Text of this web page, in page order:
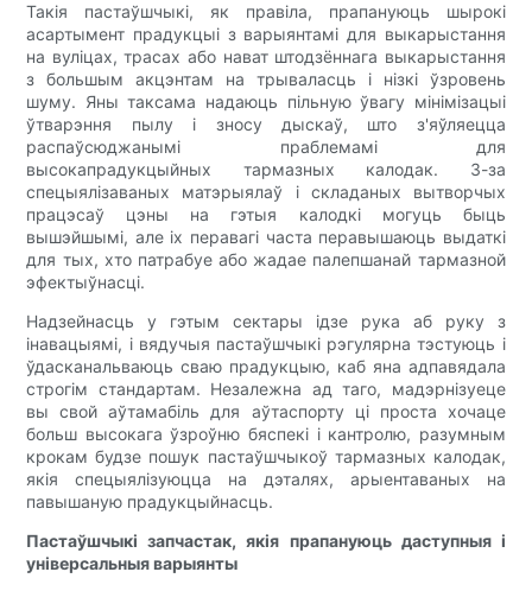
Такія пастаўшчыкі, як правіла, прапануюць шырокі
асартымент прадукцыі з варыянтамі для выкарыстання
на вуліцах, трасах або нават штодзённага выкарыстання
з большым акцэнтам на трываласць і нізкі ўзровень
шуму. Яны таксама надаюць пільную ўвагу мінімізацыі
ўтварэння пылу і зносу дыскаў, што з'яўляецца
распаўсюджанымі праблемамі для
высокапрадукцыйных тармазных калодак. З-за
спецыялізаваных матэрыялаў і складаных вытворчых
працэсаў цэны на гэтыя калодкі могуць быць
вышэйшымі, але іх перавагі часта перавышаюць выдаткі
для тых, хто патрабуе або жадае палепшанай тармазной
эфектыўнасці.
Надзейнасць у гэтым сектары ідзе рука аб руку з
інавацыямі, і вядучыя пастаўшчыкі рэгулярна тэстуюць і
ўдасканальваюць сваю прадукцыю, каб яна адпавядала
строгім стандартам. Незалежна ад таго, мадэрнізуеце
вы свой аўтамабіль для аўтаспорту ці проста хочаце
больш высокага ўзроўню бяспекі і кантролю, разумным
крокам будзе пошук пастаўшчыкоў тармазных калодак,
якія спецыялізуюцца на дэталях, арыентаваных на
павышаную прадукцыйнасць.
Пастаўшчыкі запчастак, якія прапануюць даступныя і
універсальныя варыянты